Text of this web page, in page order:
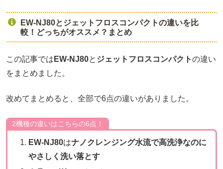
EW-NJ80とジェットフロスコンパクトの違いを比
較！どっちがオススメ？まとめ
この記事では EW-NJ80と ジェットフロスコンパクトの違い
をまとめました。
改めてまとめると、全部で6点の違いがありました。
2機種の違いはこちらの6点！
EW-NJ80はナノクレンジング水流で高洗浄なのに
やさしく洗い落とす